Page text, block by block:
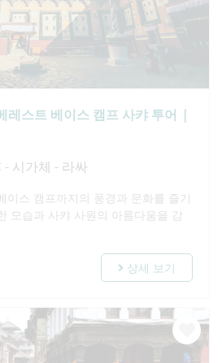
레스트 베이스 캠프 사캬 투어 |
- 시가체 - 라싸
이스 캠프까지의 풍경과 문화를 즐기
모습과 사캬 사원의 아름다움을 감
상세 보기